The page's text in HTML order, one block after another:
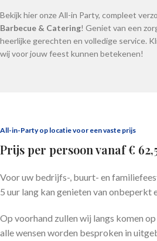
Bekijk hier onze All-in Party, compleet
Barbecue & Catering! Geniet van een
heerlijke gerechten en volledige service.
wij voor jouw feest kunnen betekenen!
All-in-Party op locatie voor een vaste prijs
Prijs per persoon vanaf €
Voor uw bedrijfs-, buurt- en
5 uur lang kan genieten van onbeperkt
Op voorhand zullen wij langs komen
alle wensen worden besproken in